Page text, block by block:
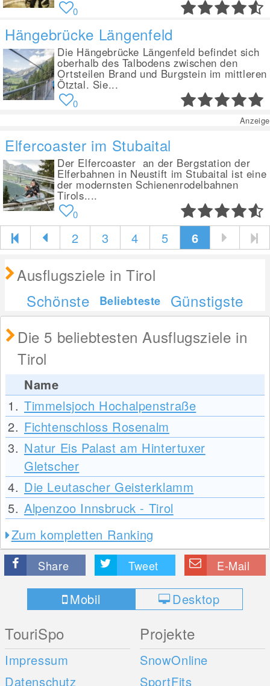
0
Hängebrücke Längenfeld
Die Hängebrücke Längenfeld befindet sich
oberhalb des Talbodens zwischen den
Ortsteilen Brand und Burgstein im mittleren
Ötztal. Sie...
0
Anzeige
Elfercoaster im Stubaital
Der Elfercoaster an der Bergstation der
Elferbahnen in Neustift im Stubaital ist eine
der modernsten Schienenrodelbahnen
Tirols....
0
2 3 4 5 6
Ausflugsziele in Tirol
Schönste
Beliebteste
Günstigste
Die 5 beliebtesten Ausflugsziele in
Tirol
Name
1. Timmelsjoch Hochalpenstraße
2. Fichtenschloss Rosenalm
3. Natur Eis Palast am Hintertuxer
Gletscher
4. Die Leutascher Geisterklamm
5. Alpenzoo Innsbruck - Tirol
Zum kompletten Ranking
Share Tweet E-Mail
Mobil Desktop
TouriSpo
Impressum
Datenschutz
Projekte
SnowOnline
SportFits